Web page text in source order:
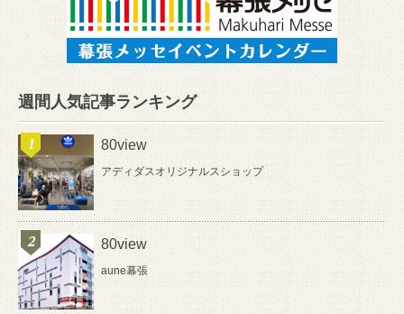
週間人気記事ランキング
80view
アディダスオリジナルスショップ
80view
aune幕張